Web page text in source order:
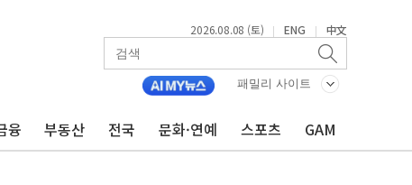
2026.08.08 (토) | ENG | 中文
패밀리 사이트
융 부동산 전국 문화·연예 스포츠 GAM
지작…공습 한계·탄약 부족 현실화
최대 50㎜ 폭우…강원 동해안 강한 비 어어져